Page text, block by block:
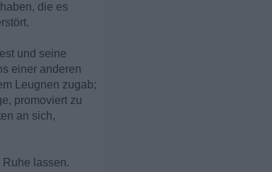
die es
und seine
einer anderen
Leugnen zugab;
promoviert zu
an sich,
lassen.